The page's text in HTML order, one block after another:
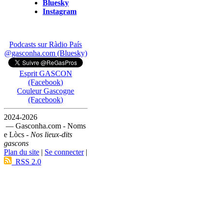
Bluesky
Instagram
Podcasts sur Ràdio País
@gasconha.com (Bluesky)
Esprit GASCON
(Facebook)
Couleur Gascogne
(Facebook)
2024-2026
— Gasconha.com - Noms
e Lòcs - Nos lieux-dits
gascons
Plan du site | Se connecter|
RSS 2.0